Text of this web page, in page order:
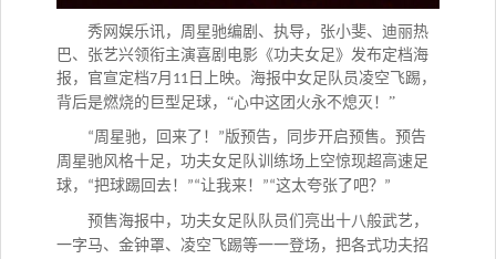
秀网娱乐讯， 周星驰编剧、执导，张小斐、迪丽热
巴、张艺兴领衔主演喜剧电影《功夫女足》发布定档海
报，官宣定档7月 11 日上映。海报中女足队员凌空飞踢，
背后是燃烧的巨型足球，“心中这团火永不熄灭！”
“周星驰，回来了！ ”版预告，同步开启预售。预告
周星驰风格十足，功夫女足队训练场上空惊现超高速足
球， “把球踢回去！ ”“让我来！ ”“这太夸张了吧？ ”
预售海报中，功夫女足队队员们亮出十八般武艺，
一字马、金钟罩、凌空飞踢等一一登场，把各式功夫招